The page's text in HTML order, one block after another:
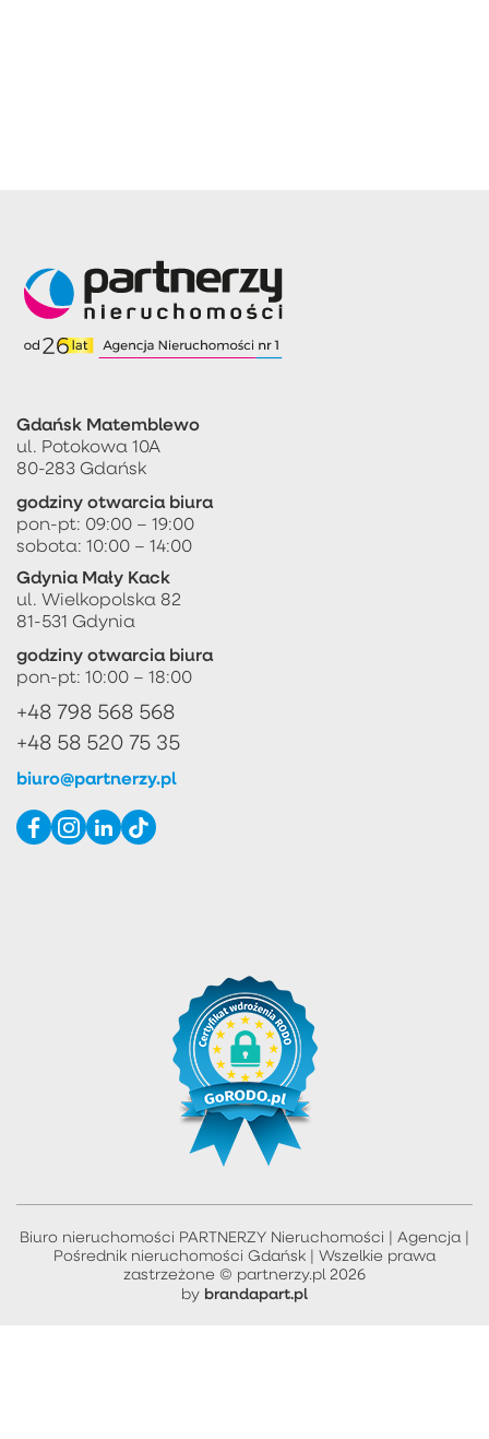
Gdańsk Matemblewo
ul. Potokowa 10A
80-283 Gdańsk
godziny otwarcia biura
pon-pt: 09:00 – 19:00
sobota: 10:00 – 14:00
Gdynia Mały Kack
ul. Wielkopolska 82
81-531 Gdynia
godziny otwarcia biura
pon-pt: 10:00 – 18:00
+48 798 568 568
+48 58 520 75 35
biuro@partnerzy.pl
Biuro nieruchomości PARTNERZY Nieruchomości | Agencja |
Pośrednik nieruchomości Gdańsk | Wszelkie prawa
zastrzeżone © partnerzy.pl 2026
by brandapart.pl